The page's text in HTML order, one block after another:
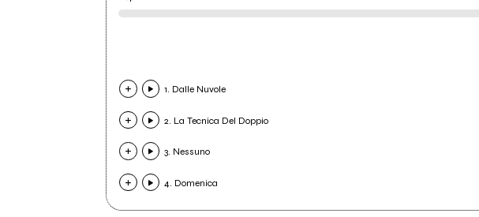
1. Dalle Nuvole
2. La Tecnica Del Doppio
3. Nessuno
4. Domenica